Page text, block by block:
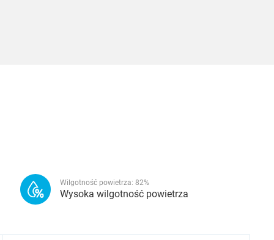
Wilgotność powietrza: 82%
Wysoka wilgotność powietrza